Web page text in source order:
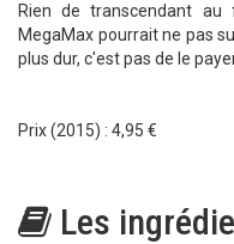
Rien de transcendant
MegaMax pourrait ne pas
plus dur, c'est pas de le
Prix (2015) : 4,95 €
Les